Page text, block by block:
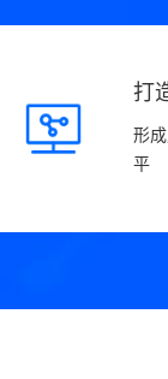
打
形
平